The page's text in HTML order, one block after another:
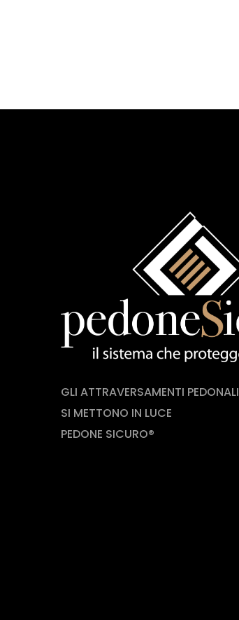
GLI ATTRAVERSAMENTI PEDONALI
SI METTONO IN LUCE
PEDONE SICURO®